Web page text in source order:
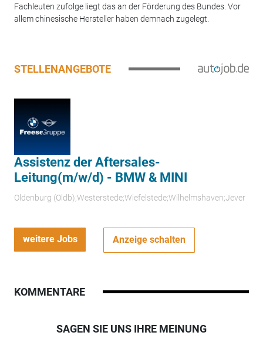
Fachleuten zufolge liegt das an der Förderung des Bundes. Vor
allem chinesische Hersteller haben demnach zugelegt.
STELLENANGEBOTE
Assistenz der Aftersales-
Leitung(m/w/d) - BMW & MINI
Oldenburg (Oldb);Westerstede;Wiefelstede;Wilhelmshaven;Jever
weitere Jobs Anzeige schalten
KOMMENTARE
SAGEN SIE UNS IHRE MEINUNG